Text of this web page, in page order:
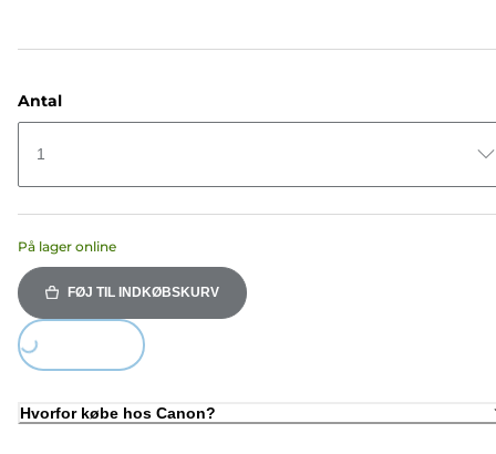
Antal
1
På lager online
FØJ TIL INDKØBSKURV
Loading...
Hvorfor købe hos Canon?